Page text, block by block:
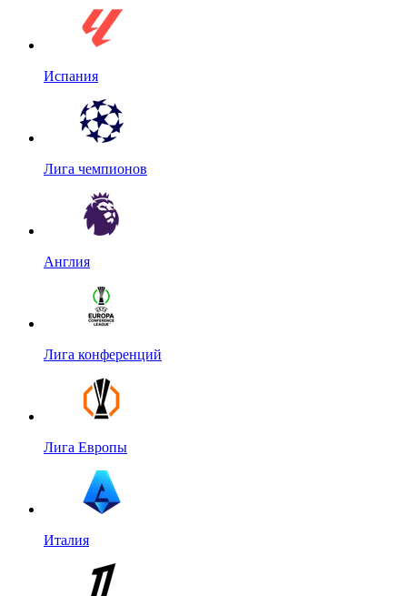
Испания
Лига чемпионов
Англия
Лига конференций
Лига Европы
Италия